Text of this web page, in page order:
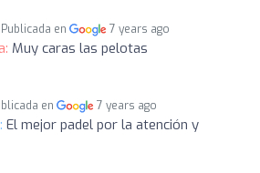
Publicada en 7 years ago
Muy caras las pelotas
en 7 years ago
El mejor padel por la atención y